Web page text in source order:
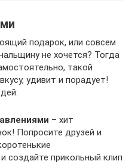
подарок, или совсем
не хочется? Тогда
такой
удивит и порадует!
– хит
Попросите друзей и
создайте прикольный клип